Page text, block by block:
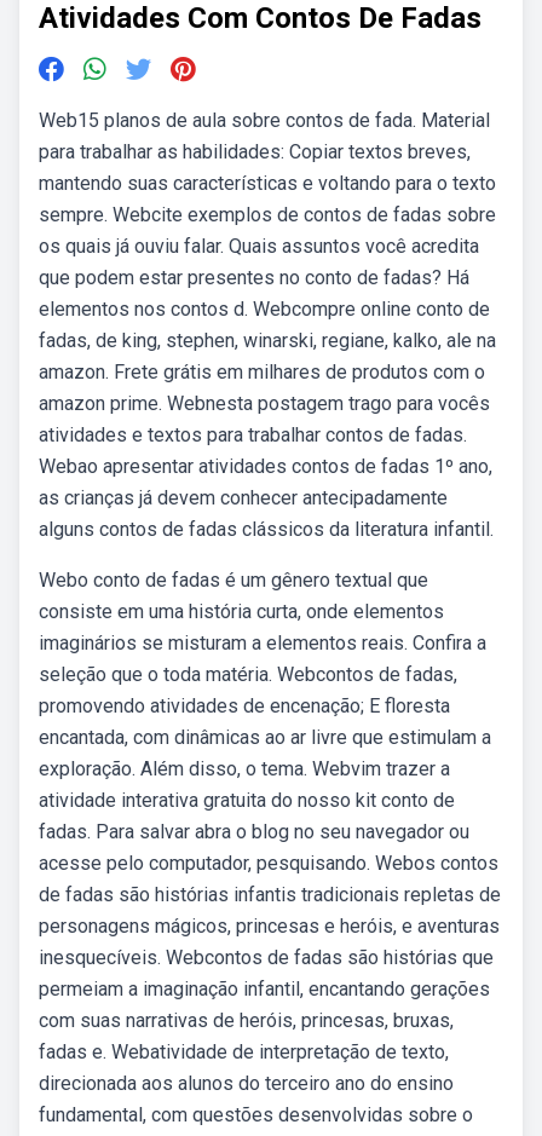
Atividades Com Contos De Fadas
Web15 planos de aula sobre contos de fada. Material
para trabalhar as habilidades: Copiar textos breves,
mantendo suas características e voltando para o texto
sempre. Webcite exemplos de contos de fadas sobre
os quais já ouviu falar. Quais assuntos você acredita
que podem estar presentes no conto de fadas? Há
elementos nos contos d. Webcompre online conto de
fadas, de king, stephen, winarski, regiane, kalko, ale na
amazon. Frete grátis em milhares de produtos com o
amazon prime. Webnesta postagem trago para vocês
atividades e textos para trabalhar contos de fadas.
Webao apresentar atividades contos de fadas 1º ano,
as crianças já devem conhecer antecipadamente
alguns contos de fadas clássicos da literatura infantil.
Webo conto de fadas é um gênero textual que
consiste em uma história curta, onde elementos
imaginários se misturam a elementos reais. Confira a
seleção que o toda matéria. Webcontos de fadas,
promovendo atividades de encenação; E floresta
encantada, com dinâmicas ao ar livre que estimulam a
exploração. Além disso, o tema. Webvim trazer a
atividade interativa gratuita do nosso kit conto de
fadas. Para salvar abra o blog no seu navegador ou
acesse pelo computador, pesquisando. Webos contos
de fadas são histórias infantis tradicionais repletas de
personagens mágicos, princesas e heróis, e aventuras
inesquecíveis. Webcontos de fadas são histórias que
permeiam a imaginação infantil, encantando gerações
com suas narrativas de heróis, princesas, bruxas,
fadas e. Webatividade de interpretação de texto,
direcionada aos alunos do terceiro ano do ensino
fundamental, com questões desenvolvidas sobre o